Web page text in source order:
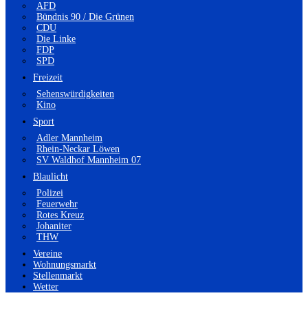
AFD
Bündnis 90 / Die Grünen
CDU
Die Linke
FDP
SPD
Freizeit
Sehenswürdigkeiten
Kino
Sport
Adler Mannheim
Rhein-Neckar Löwen
SV Waldhof Mannheim 07
Blaulicht
Polizei
Feuerwehr
Rotes Kreuz
Johaniter
THW
Vereine
Wohnungsmarkt
Stellenmarkt
Wetter